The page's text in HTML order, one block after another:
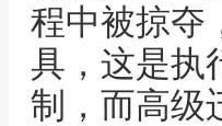
程中被掠夺
具，这是执
制，而高级